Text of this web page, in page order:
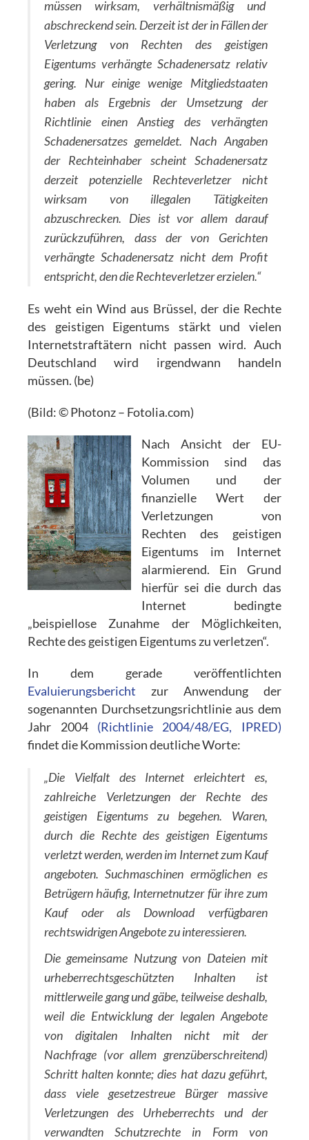
müssen wirksam, verhältnismäßig und
abschreckend sein. Derzeit ist der in Fällen der
Verletzung von Rechten des geistigen
Eigentums verhängte Schadenersatz relativ
gering. Nur einige wenige Mitgliedstaaten
haben als Ergebnis der Umsetzung der
Richtlinie einen Anstieg des verhängten
Schadenersatzes gemeldet. Nach Angaben
der Rechteinhaber scheint Schadenersatz
derzeit potenzielle Rechteverletzer nicht
wirksam von illegalen Tätigkeiten
abzuschrecken. Dies ist vor allem darauf
zurückzuführen, dass der von Gerichten
verhängte Schadenersatz nicht dem Profit
entspricht, den die Rechteverletzer erzielen.“
Es weht ein Wind aus Brüssel, der die Rechte
des geistigen Eigentums stärkt und vielen
Internetstraftätern nicht passen wird. Auch
Deutschland wird irgendwann handeln
müssen. (be)
(Bild: © Photonz – Fotolia.com)
Nach Ansicht der EU-
Kommission sind das
Volumen und der
finanzielle Wert der
Verletzungen von
Rechten des geistigen
Eigentums im Internet
alarmierend. Ein Grund
hierfür sei die durch das
Internet bedingte
„beispiellose Zunahme der Möglichkeiten,
Rechte des geistigen Eigentums zu verletzen“.
In dem gerade veröffentlichten
Evaluierungsbericht zur Anwendung der
sogenannten Durchsetzungsrichtlinie aus dem
Jahr 2004 (Richtlinie 2004/48/EG, IPRED)
findet die Kommission deutliche Worte:
„Die Vielfalt des Internet erleichtert es,
zahlreiche Verletzungen der Rechte des
geistigen Eigentums zu begehen. Waren,
durch die Rechte des geistigen Eigentums
verletzt werden, werden im Internet zum Kauf
angeboten. Suchmaschinen ermöglichen es
Betrügern häufig, Internetnutzer für ihre zum
Kauf oder als Download verfügbaren
rechtswidrigen Angebote zu interessieren.
Die gemeinsame Nutzung von Dateien mit
urheberrechtsgeschützten Inhalten ist
mittlerweile gang und gäbe, teilweise deshalb,
weil die Entwicklung der legalen Angebote
von digitalen Inhalten nicht mit der
Nachfrage (vor allem grenzüberschreitend)
Schritt halten konnte; dies hat dazu geführt,
dass viele gesetzestreue Bürger massive
Verletzungen des Urheberrechts und der
verwandten Schutzrechte in Form von